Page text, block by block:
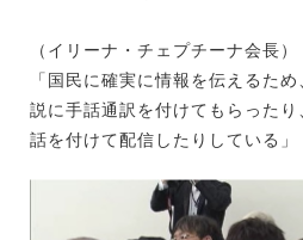
（イリーナ・チェプチーナ会長）
「国民に確実に情報を伝えるた
説に手話通訳を付けてもらった
話を付けて配信したりしている」